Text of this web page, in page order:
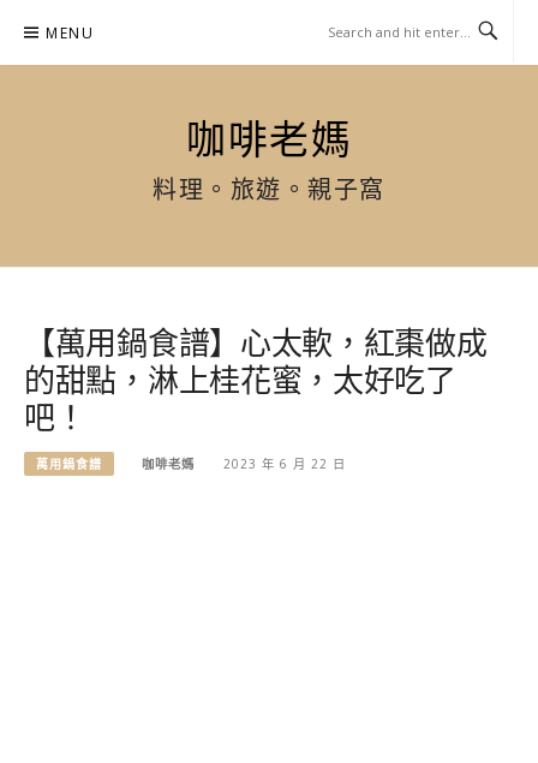
content
MENU
咖啡老媽
料理。旅遊。親子窩
【萬用鍋食譜】心太軟，紅棗做成
的甜點，淋上桂花蜜，太好吃了
吧！
萬用鍋食譜 咖啡老媽 2023 年 6 月 22 日